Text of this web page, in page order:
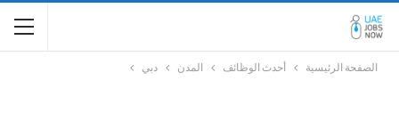
الصفحة الرئيسية أحدث الوظائف المدن دبي